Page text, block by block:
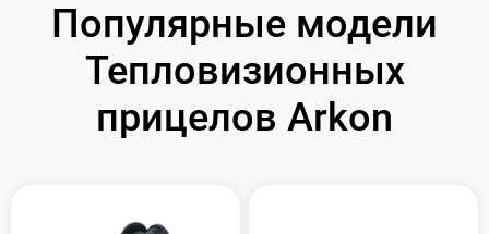
Популярные модели
Тепловизионных
прицелов Arkon